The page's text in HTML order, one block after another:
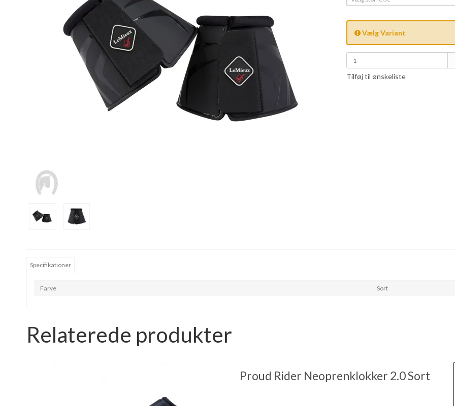
Vælg Variant
Tilføj til ønskeliste
Specifikationer
Farve Sort
Relaterede produkter
Proud Rider Neoprenklokker 2.0 Sort